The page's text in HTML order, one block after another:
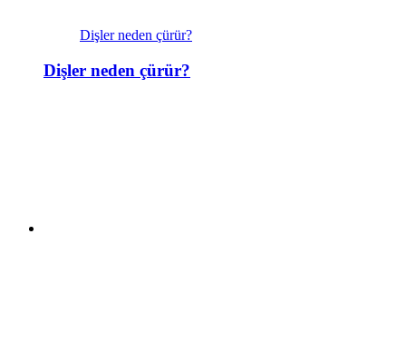
Dişler neden çürür?
Dişler neden çürür?